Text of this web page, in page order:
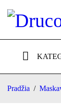
Pradžia /